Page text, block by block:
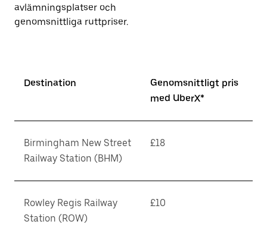
avlämningsplatser och
genomsnittliga ruttpriser.
Destination
Genomsnittligt pris
med UberX*
Birmingham New Street
Railway Station (BHM)
£18
Rowley Regis Railway
Station (ROW)
£10